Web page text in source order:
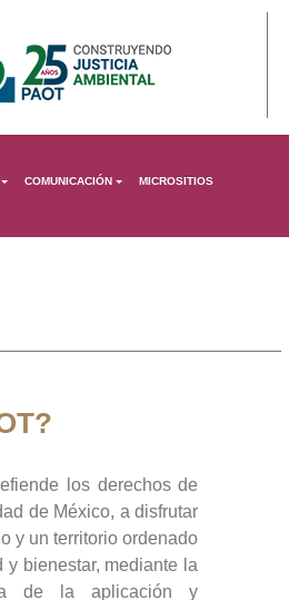
COMUNICACIÓN MICROSITIOS
los derechos de
de México, a disfrutar
y un territorio ordenado
bienestar, mediante la
de la aplicación y